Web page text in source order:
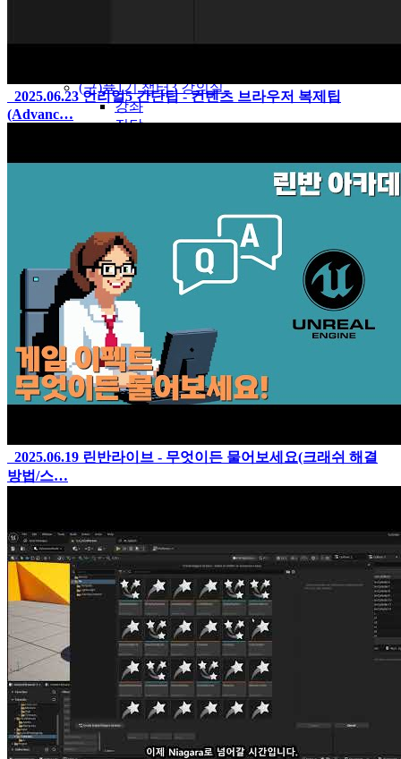
(구)퓸1기 챕터3 강의실
강좌
질답
2025.06.23언리얼5 간단팁 - 컨텐츠 브라우저 복제팁
(Advanc…
2025.06.19 린반라이브 - 무엇이든 물어보세요(크래쉬 해결
방법/스…